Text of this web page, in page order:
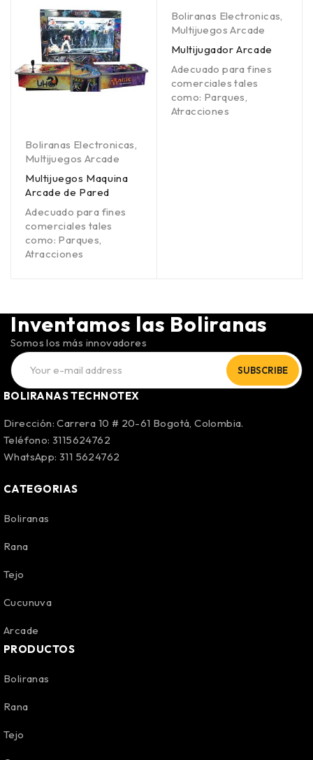
Boliranas Electronicas
Multijuegos Arcade
Multijuegos Maquina
Arcade de Pared
Adecuado para fines
comerciales tales
como: Parques,
Atracciones
Boliranas Electronicas,
Multijuegos Arcade
Multijugador Arcade
Adecuado para fines
comerciales tales
como: Parques,
Atracciones
Inventamos las Boliranas
Somos los más innovadores
SUBSCRIBE
BOLIRANAS TECHNOTEX
Dirección: Carrera 10 # 20-61 Bogotá, Colombia.
Teléfono: 3115624762
WhatsApp: 311 5624762
CATEGORIAS
Boliranas
Rana
Tejo
Cucunuva
Arcade
PRODUCTOS
Boliranas
Rana
Tejo